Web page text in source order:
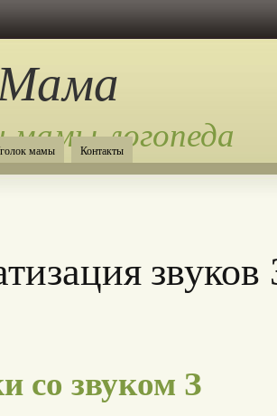
мамы-логопеда
мамы Контакты
со звуком З